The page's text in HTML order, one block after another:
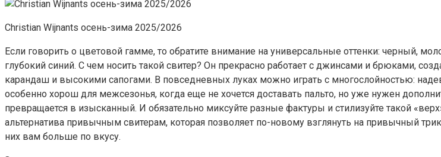
Christian Wijnants осень-зима 2025/2026
Если говорить о цветовой гамме, то обратите внимание на универсальные оттенки:
глубокий синий. С чем носить такой свитер? Он прекрасно работает с джинсами и брюками,
карандаш и высокими сапогами. В повседневных луках можно играть с многослойностью:
особенно хорош для межсезонья, когда еще не хочется доставать пальто, но уже нужен
превращается в изысканный. И обязательно миксуйте разные фактуры и стилизуйте такой
альтернатива привычным свитерам, которая позволяет по-новому взглянуть на привычный
них вам больше по вкусу.